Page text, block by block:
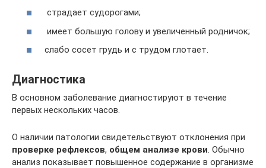
страдает судорогами;
имеет большую голову и увеличенный родничок;
слабо сосет грудь и с трудом глотает.
Диагностика
В основном заболевание диагностируют в течение
первых нескольких часов.
О наличии патологии свидетельствуют отклонения при
проверке рефлексов, общем анализе крови. Обычно
анализ показывает повышенное содержание в организме